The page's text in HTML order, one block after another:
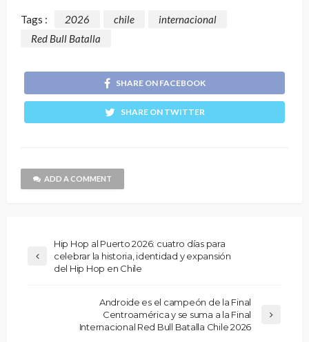
Tags : 2026 chile
internacional
Red Bull Batalla
SHARE ON FACEBOOK
SHARE ON TWITTER
ADD A COMMENT
Hip Hop al Puerto 2026: cuatro días para
celebrar la historia, identidad y expansión
del Hip Hop en Chile
Androide es el campeón de la Final
Centroamérica y se suma a la Final
Internacional Red Bull Batalla Chile 2026